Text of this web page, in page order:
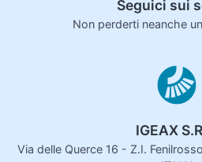
Seguici sui
Non perderti neanche
IGEAX
Via delle Querce 16 - Z.I.